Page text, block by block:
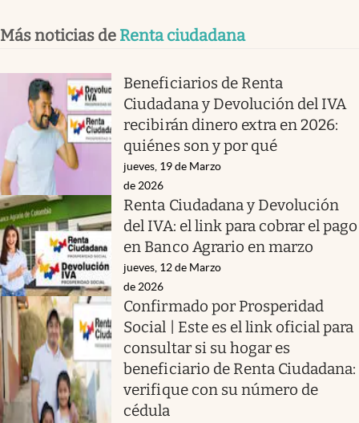
Más noticias de Renta ciudadana
Beneficiarios de Renta
Ciudadana y Devolución del IVA
recibirán dinero extra en 2026:
quiénes son y por qué
jueves, 19 de Marzo
de 2026
Renta Ciudadana y Devolución
del IVA: el link para cobrar el pago
en Banco Agrario en marzo
jueves, 12 de Marzo
de 2026
Confirmado por Prosperidad
Social | Este es el link oficial para
consultar si su hogar es
beneficiario de Renta Ciudadana:
verifique con su número de
cédula